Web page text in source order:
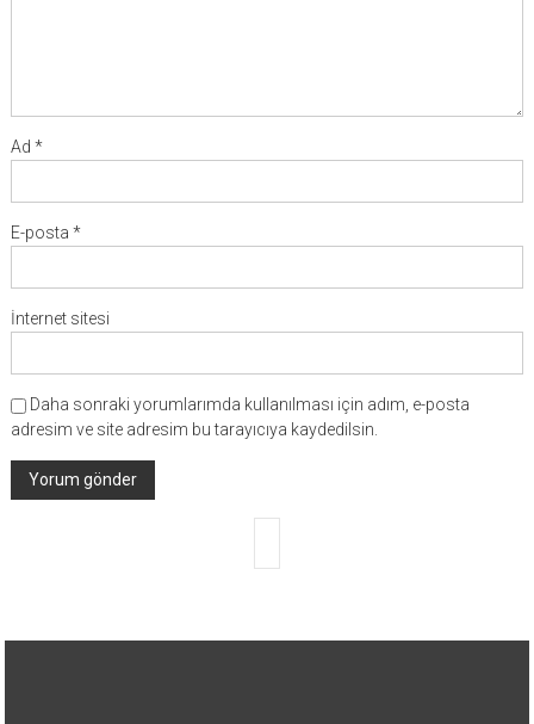
Ad *
E-posta *
İnternet sitesi
Daha sonraki yorumlarımda kullanılması için adım, e-posta
adresim ve site adresim bu tarayıcıya kaydedilsin.